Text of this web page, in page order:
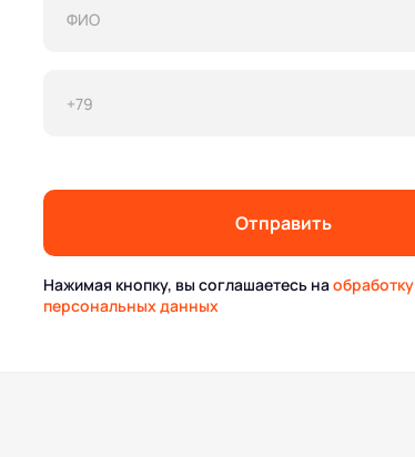
Отправить
Нажимая кнопку, вы соглашаетесь наобработку
персональных данных